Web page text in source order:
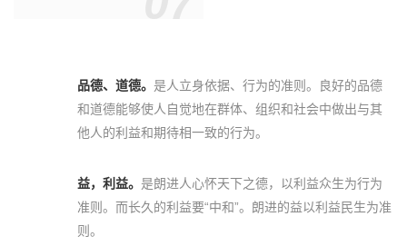
品德、道德。 是人立身依据、行为的准则。良好的品德
和道德能够使人自觉地在群体、组织和社会中做出与其
他人的利益和期待相一致的行为。
益，利益。 是朗进人心怀天下之德，以利益众生为行为
准则。而长久的利益要“中和”。朗进的益以利益民生为准
则。